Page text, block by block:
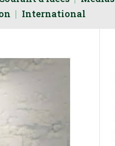
International